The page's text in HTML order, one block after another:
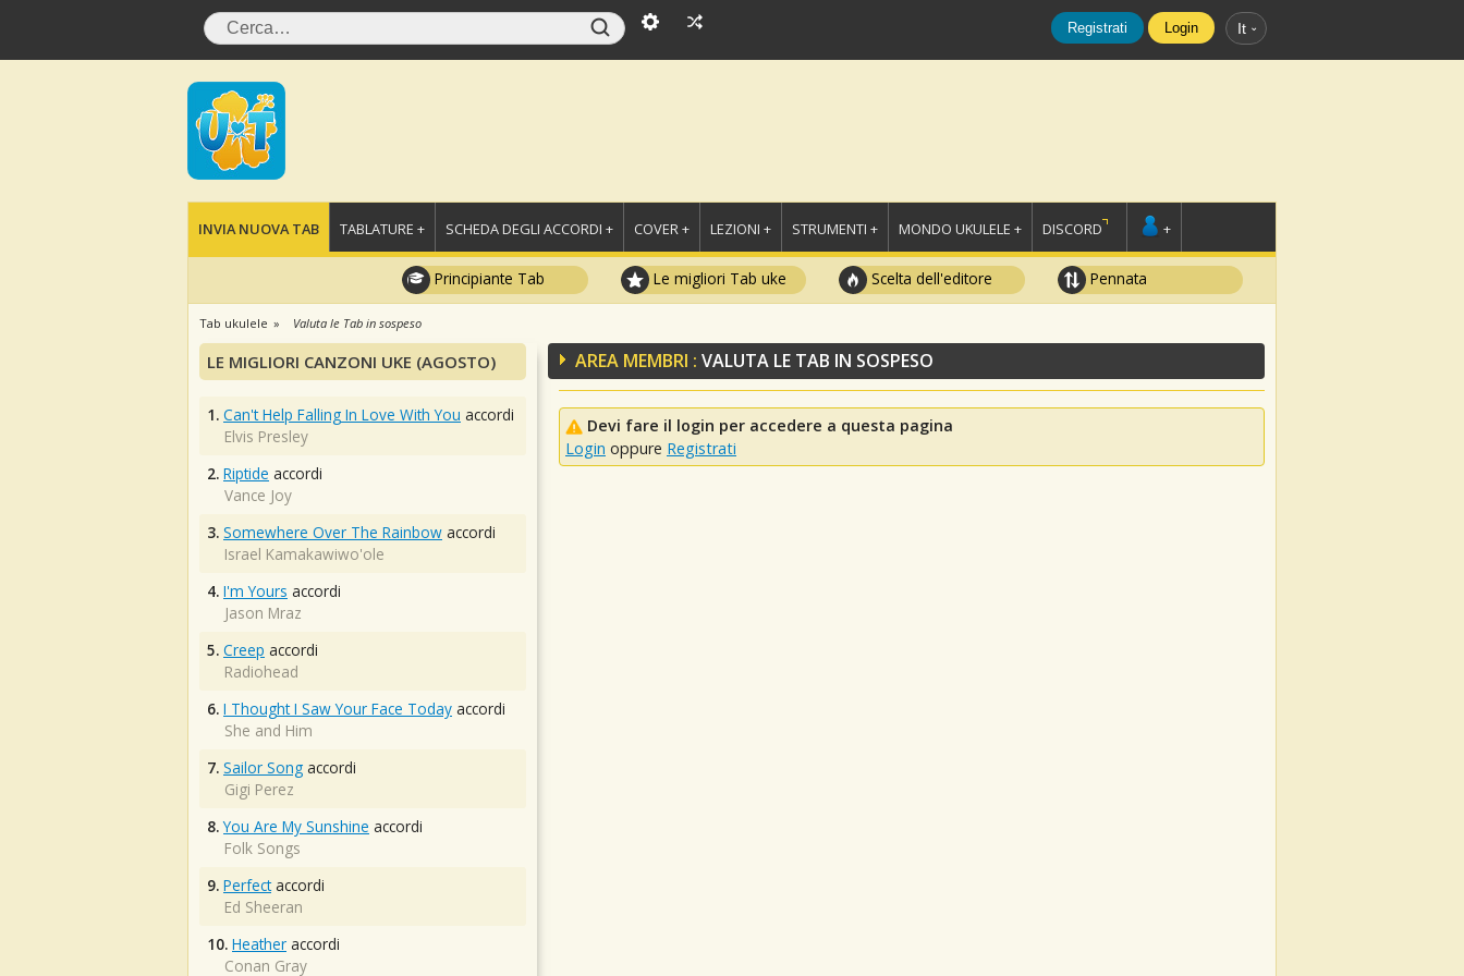
Registrati Login It
INVIA NUOVA TAB TABLATURE + SCHEDA DEGLI ACCORDI + COVER + LEZIONI + STRUMENTI + MONDO UKULELE + DISCORD +
Principiante Tab Le migliori Tab uke Scelta dell'editore Pennata
Tab ukulele Valuta le Tab in sospeso
AREA MEMBRI : VALUTA LE TAB IN SOSPESO
Devi fare il login per accedere a questa pagina
Login oppure Registrati
LE MIGLIORI CANZONI UKE (AGOSTO)
1. Can't Help Falling In Love With You accordi
Elvis Presley
2. Riptide accordi
Vance Joy
3. Somewhere Over The Rainbow accordi
Israel Kamakawiwo'ole
4. I'm Yours accordi
Jason Mraz
5. Creep accordi
Radiohead
6. I Thought I Saw Your Face Today accordi
She and Him
7. Sailor Song accordi
Gigi Perez
8. You Are My Sunshine accordi
Folk Songs
9. Perfectaccordi
Ed Sheeran
10. Heather accordi
Conan Gray